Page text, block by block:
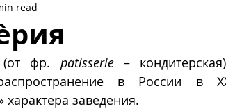
Х read
фр. patisserie –
в России в
характера заведения.